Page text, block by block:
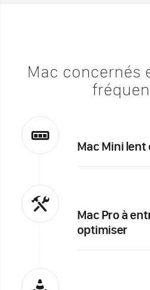
Mac concernés
Mac Mini
Mac Pro à
optimiser